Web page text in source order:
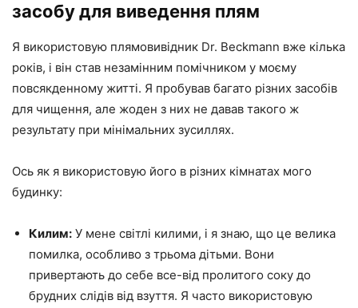
засобу для виведення плям
Я використовую плямовивідник Dr. Beckmann вже кілька
років, і він став незамінним помічником у моєму
повсякденному житті. Я пробував багато різних засобів
для чищення, але жоден з них не давав такого ж
результату при мінімальних зусиллях.
Ось як я використовую його в різних кімнатах мого
будинку:
Килим: У мене світлі килими, і я знаю, що це велика
помилка, особливо з трьома дітьми. Вони
привертають до себе все-від пролитого соку до
брудних слідів від взуття. Я часто використовую